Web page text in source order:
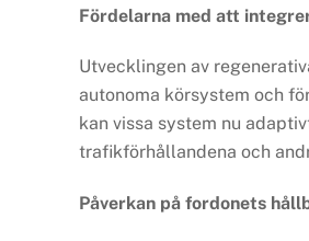
Fördelarna med att
Utvecklingen av
autonoma körsystem och
kan vissa system nu
trafikförhållandena och
Påverkan på fordonets